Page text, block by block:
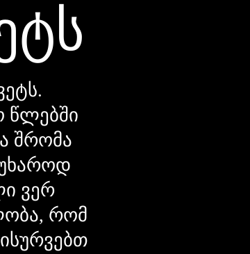
წლებში
შრომა
ვერ
რომ